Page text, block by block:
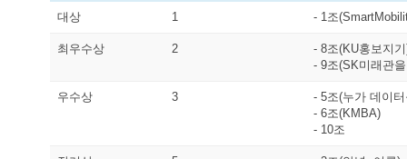
대상 1 - 1조
최우수상 2
- 8조(KU홍보지
- 9조(SK미래관
우수상 3
- 5조(누가 데이
- 6조(KMBA)
- 10조